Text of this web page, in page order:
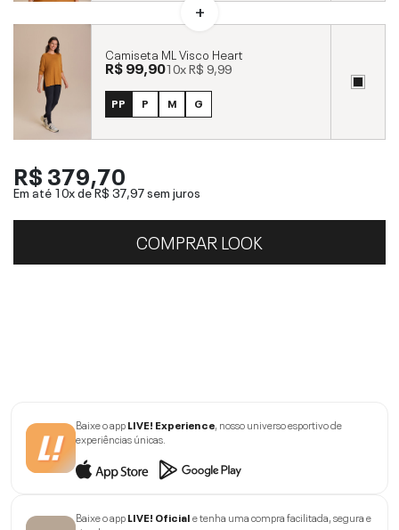
Camiseta ML Visco Heart
R$ 99,9010xR$ 9,99
PP P M G
R$ 379,70
Em até 10x deR$ 37,97sem juros
COMPRAR LOOK
Baixe o appLIVE! Experience, nosso universo esportivo de
experiências únicas.
Baixe o appLIVE! Oficiale tenha uma compra facilitada, segura e